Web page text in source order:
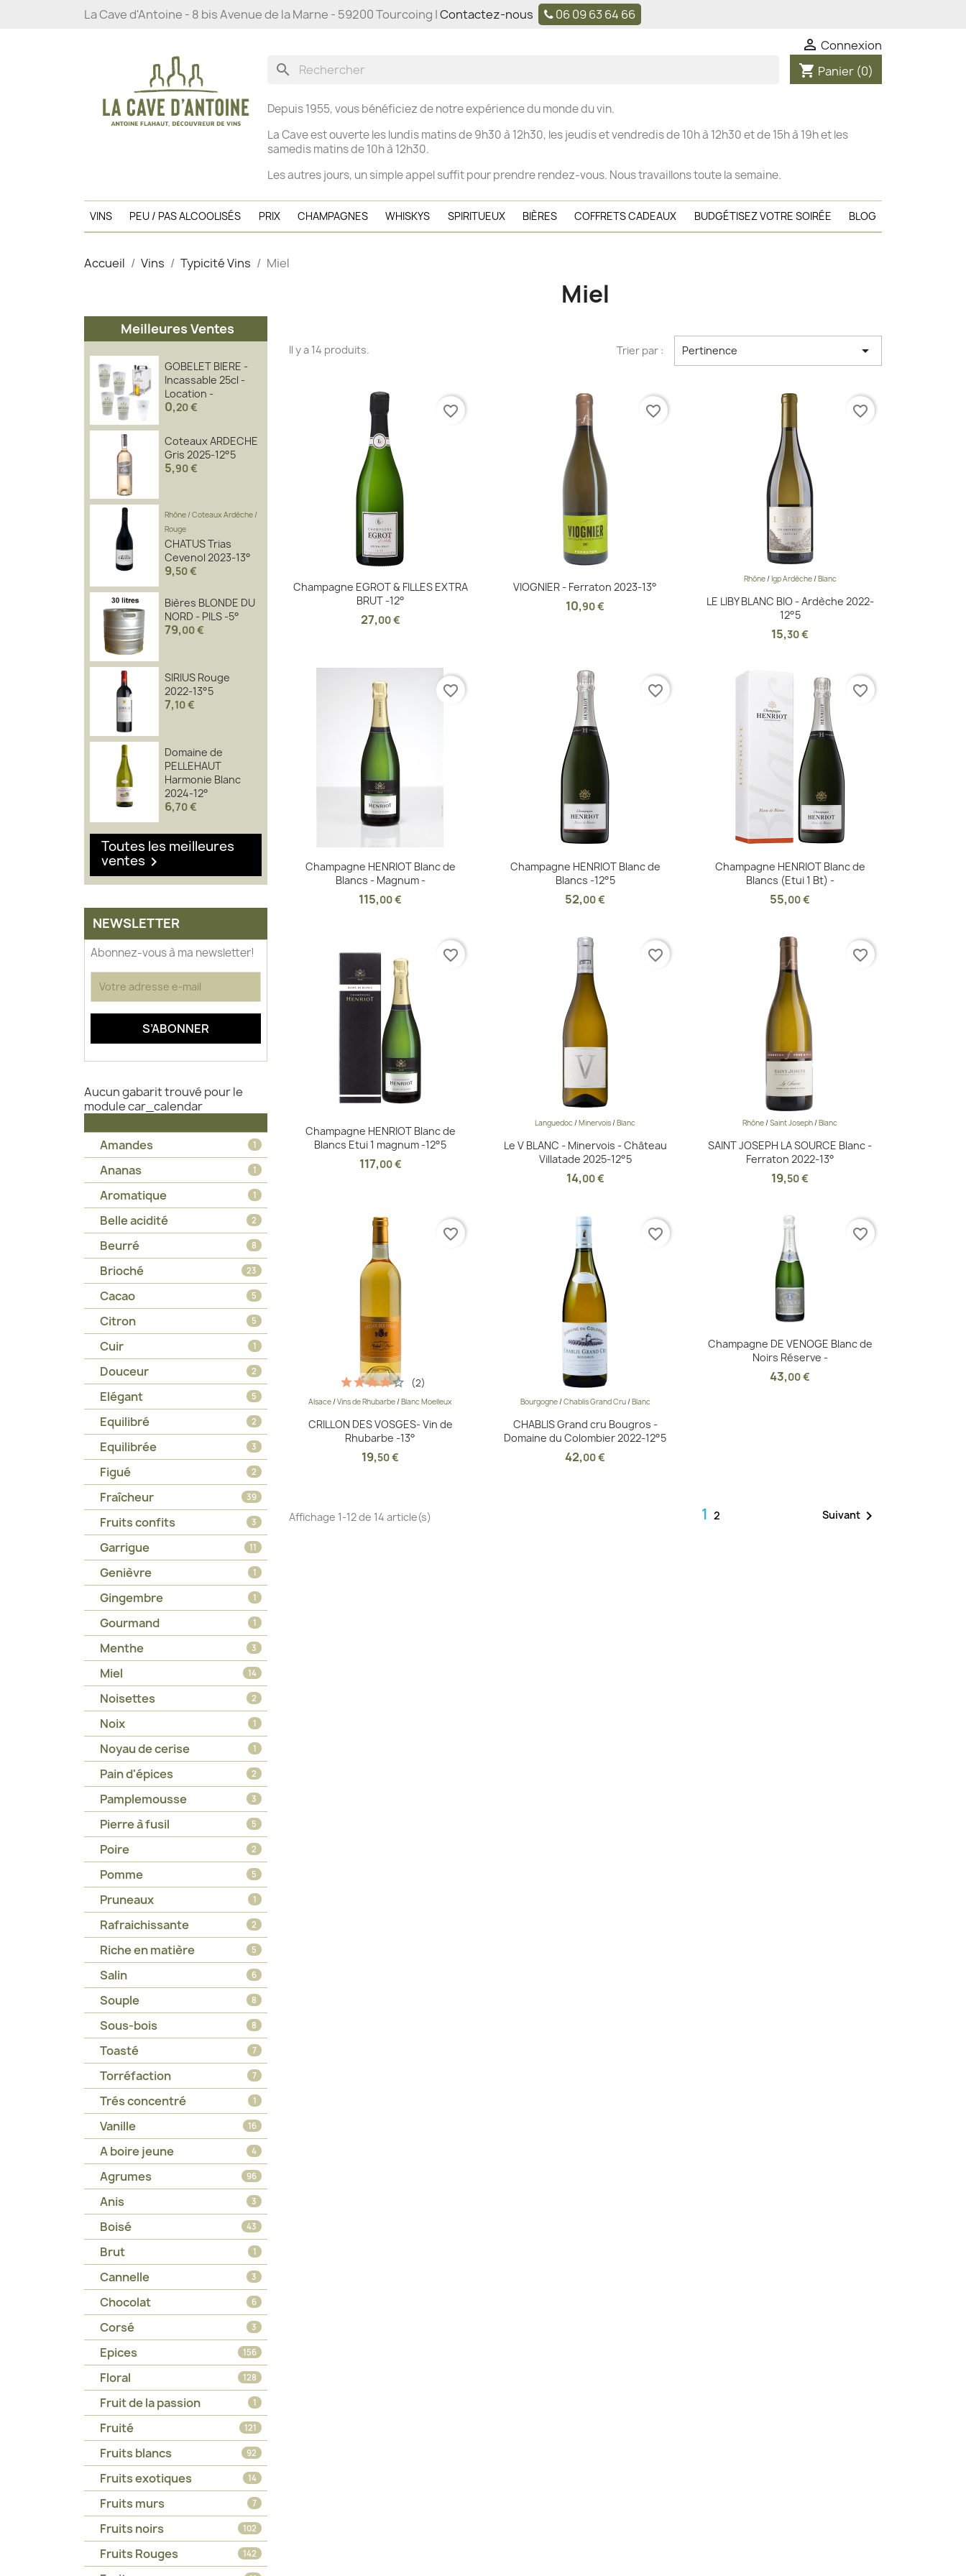
La Cave d'Antoine - 8 bis Avenue de la Marne - 59200 Tourcoing |Contactez-nous 06 09 63 64 66
 Connexion
search shopping_cart Panier (0)
Depuis 1955, vous bénéficiez de notre expérience du monde du vin.
La Cave est ouverte leslundis matins de 9h30 à 12h30, les jeudis et vendredis de 10h à 12h30 et de 15h à 19h et les
samedis matins de 10h à 12h30.
Les autres jours, un simple appel suffit pour prendre rendez-vous. Nous travaillons toute la semaine.
VINS PEU / PAS ALCOOLISÉS PRIX CHAMPAGNES WHISKYS SPIRITUEUX BIÈRES COFFRETS CADEAUX BUDGÉTISEZ VOTRE SOIRÉE BLOG
Accueil Vins Typicité Vins Miel
Meilleures Ventes
GOBELET BIERE -
Incassable 25cl -
Location -
0,20 €
Coteaux ARDECHE
Gris 2025-12°5
5,90 €
Rhône/Coteaux Ardèche/
Rouge
CHATUS Trias
Cevenol 2023-13°
9,50 €
Bières BLONDE DU
NORD - PILS -5°
79,00 €
SIRIUS Rouge
2022-13°5
7,10 €
Domaine de
PELLEHAUT
Harmonie Blanc
2024-12°
6,70 €
Toutes les meilleures
ventes 
NEWSLETTER
Abonnez-vous à ma newsletter!
Aucun gabarit trouvé pour le
module car_calendar
Amandes 1
Ananas 1
Aromatique 1
Belle acidité 2
Beurré 8
Brioché 23
Cacao 5
Citron 5
Cuir 1
Douceur 2
Elégant 5
Equilibré 2
Equilibrée 3
Figué 2
Fraîcheur 39
Fruits confits 3
Garrigue 11
Genièvre 1
Gingembre 1
Gourmand 1
Menthe 3
Miel 14
Noisettes 2
Noix 1
Noyau de cerise 1
Pain d'épices 2
Pamplemousse 3
Pierre à fusil 5
Poire 2
Pomme 5
Pruneaux 1
Rafraichissante 2
Riche en matière 5
Salin 6
Souple 8
Sous-bois 8
Toasté 7
Torréfaction 7
Trés concentré 1
Vanille 16
A boire jeune 4
Agrumes 96
Anis 3
Boisé 43
Brut 1
Cannelle 3
Chocolat 6
Corsé 3
Epices 156
Floral 128
Fruit de la passion 1
Fruité 121
Fruits blancs 92
Fruits exotiques 14
Fruits murs 7
Fruits noirs 102
Fruits Rouges 142
Miel
Il y a 14 produits. Trier par : Pertinence 
Aperçu rapide
Champagne EGROT & FILLES EXTRA
BRUT -12°
27,00 €
favorite_border
Aperçu rapide
VIOGNIER - Ferraton 2023-13°
10,90 €
favorite_border
Aperçu rapide
Rhône/Igp Ardèche/Blanc
LE LIBY BLANC BIO - Ardèche 2022-
12°5
15,30 €
favorite_border
Aperçu rapide
Champagne HENRIOT Blanc de
Blancs - Magnum -
115,00 €
favorite_border
Aperçu rapide
Champagne HENRIOT Blanc de
Blancs -12°5
52,00 €
favorite_border
Aperçu rapide
Champagne HENRIOT Blanc de
Blancs (Etui 1 Bt) -
55,00 €
favorite_border
Aperçu rapide
Champagne HENRIOT Blanc de
Blancs Etui 1 magnum -12°5
117,00 €
favorite_border
Aperçu rapide
Languedoc /Minervois /Blanc
Le V BLANC - Minervois - Château
Villatade 2025-12°5
14,00 €
favorite_border
Aperçu rapide
Rhône /Saint Joseph /Blanc
SAINT JOSEPH LA SOURCE Blanc -
Ferraton 2022-13°
19,50 €
favorite_border
Aperçu rapide
Alsace/Vins de Rhubarbe/Blanc Moelleux
CRILLON DES VOSGES- Vin de
Rhubarbe -13°
19,50 €
(2)
favorite_border
Aperçu rapide
Bourgogne/Chablis Grand Cru/Blanc
CHABLIS Grand cru Bougros -
Domaine du Colombier 2022-12°5
42,00 €
favorite_border
Aperçu rapide
Champagne DE VENOGE Blanc de
Noirs Réserve -
43,00 €
favorite_border
Affichage 1-12 de 14 article(s) 1 2 Suivant